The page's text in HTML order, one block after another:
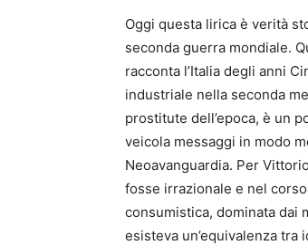
Oggi questa lirica è verità
seconda guerra mondiale.
racconta l’Italia degli anni
industriale nella seconda
prostitute dell’epoca, è un
veicola messaggi in modo
Neoavanguardia. Per
fosse irrazionale e nel
consumistica, dominata dai
esisteva un’equivalenza tra